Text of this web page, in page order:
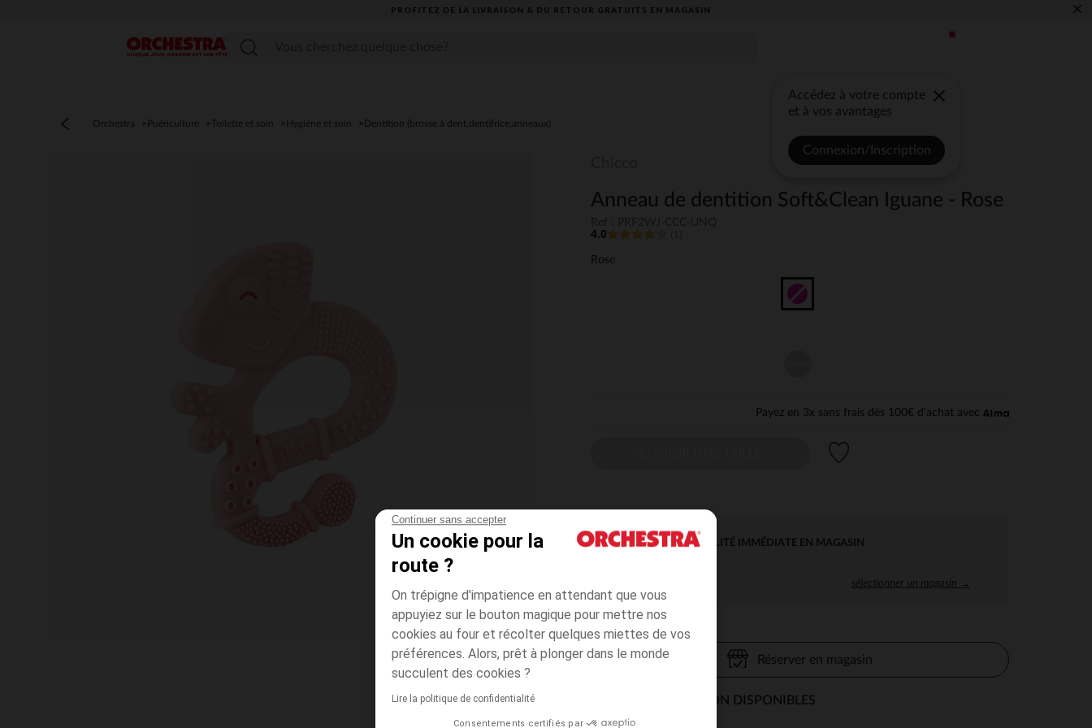
Continuer sans accepter
Un cookie pour la
route ?
On trépigne d'impatience en attendant que vous
appuyiez sur le bouton magique pour mettre nos
cookies au four et récolter quelques miettes de vos
préférences. Alors, prêt à plonger dans le monde
succulent des cookies ?
Lire la politique de confidentialité
Consentements certifiés par
PROFITEZ DE LA LIVRAISON & DU RETOUR GRATUITS EN MAGASIN​ ×
Menu
Accédez à votre compte
et à vos avantages
Connexion/Inscription
Orchestra Puériculture Toilette et soin Hygiène et soin Dentition (brosse à dent,dentifrice,anneaux)
Anneau de dentition Soft&Clean Iguane - Rose
4.0
Rose
Payez en 3x sans frais dès 100€ d'achat avec
DISPONIBILITÉ IMMÉDIATE EN MAGASIN
sélectionner un magasin →
Réserver en magasin
MODES DE LIVRAISON DISPONIBLES